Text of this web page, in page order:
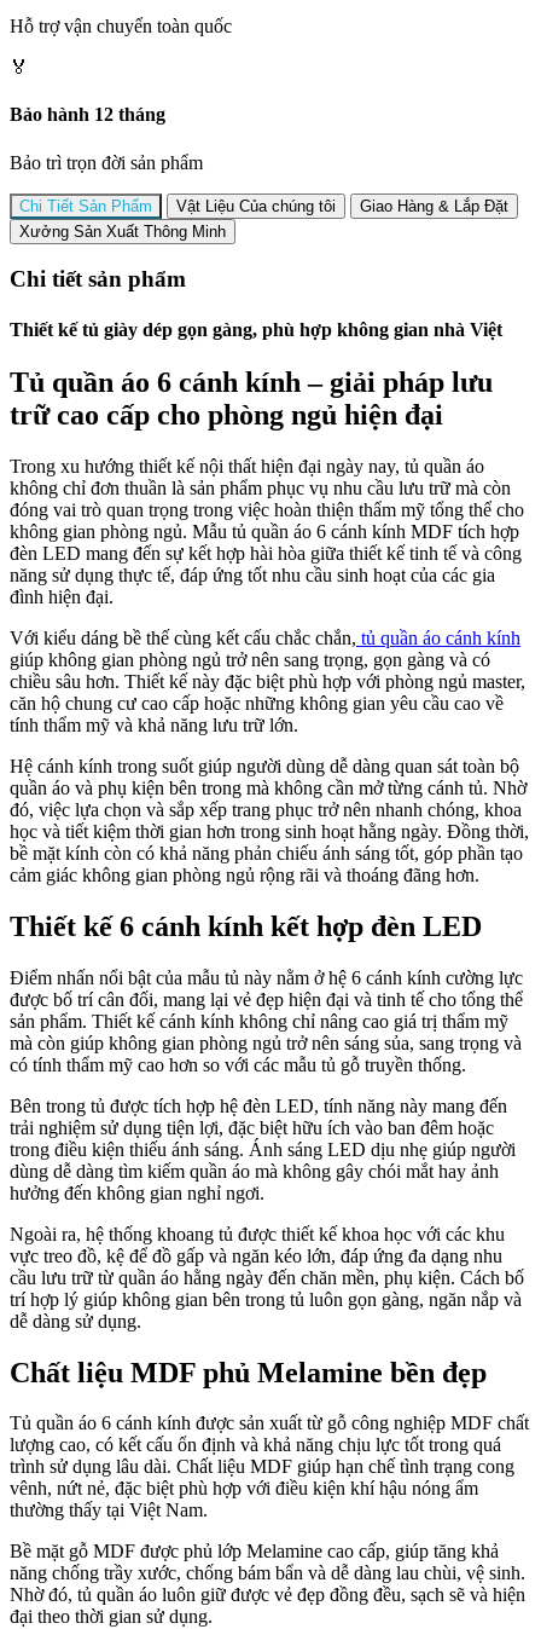
Hỗ trợ vận chuyển toàn quốc
🏅
Bảo hành 12 tháng
Bảo trì trọn đời sản phẩm
Chi Tiết Sản Phẩm Vật Liệu Của chúng tôi
Giao Hàng & Lắp Đặt
Xưởng Sản Xuất Thông Minh
Chi tiết sản phẩm
Thiết kế tủ giày dép gọn gàng, phù hợp không gian nhà Việt
Tủ quần áo 6 cánh kính – giải pháp lưu
trữ cao cấp cho phòng ngủ hiện đại
Trong xu hướng thiết kế nội thất hiện đại ngày nay, tủ quần áo
không chỉ đơn thuần là sản phẩm phục vụ nhu cầu lưu trữ mà còn
đóng vai trò quan trọng trong việc hoàn thiện thẩm mỹ tổng thể cho
không gian phòng ngủ. Mẫu tủ quần áo 6 cánh kính MDF tích hợp
đèn LED mang đến sự kết hợp hài hòa giữa thiết kế tinh tế và công
năng sử dụng thực tế, đáp ứng tốt nhu cầu sinh hoạt của các gia
đình hiện đại.
Với kiểu dáng bề thế cùng kết cấu chắc chắn, tủ quần áo cánh kính
giúp không gian phòng ngủ trở nên sang trọng, gọn gàng và có
chiều sâu hơn. Thiết kế này đặc biệt phù hợp với phòng ngủ master,
căn hộ chung cư cao cấp hoặc những không gian yêu cầu cao về
tính thẩm mỹ và khả năng lưu trữ lớn.
Hệ cánh kính trong suốt giúp người dùng dễ dàng quan sát toàn bộ
quần áo và phụ kiện bên trong mà không cần mở từng cánh tủ. Nhờ
đó, việc lựa chọn và sắp xếp trang phục trở nên nhanh chóng, khoa
học và tiết kiệm thời gian hơn trong sinh hoạt hằng ngày. Đồng thời,
bề mặt kính còn có khả năng phản chiếu ánh sáng tốt, góp phần tạo
cảm giác không gian phòng ngủ rộng rãi và thoáng đãng hơn.
Thiết kế 6 cánh kính kết hợp đèn LED
Điểm nhấn nổi bật của mẫu tủ này nằm ở hệ 6 cánh kính cường lực
được bố trí cân đối, mang lại vẻ đẹp hiện đại và tinh tế cho tổng thể
sản phẩm. Thiết kế cánh kính không chỉ nâng cao giá trị thẩm mỹ
mà còn giúp không gian phòng ngủ trở nên sáng sủa, sang trọng và
có tính thẩm mỹ cao hơn so với các mẫu tủ gỗ truyền thống.
Bên trong tủ được tích hợp hệ đèn LED, tính năng này mang đến
trải nghiệm sử dụng tiện lợi, đặc biệt hữu ích vào ban đêm hoặc
trong điều kiện thiếu ánh sáng. Ánh sáng LED dịu nhẹ giúp người
dùng dễ dàng tìm kiếm quần áo mà không gây chói mắt hay ảnh
hưởng đến không gian nghỉ ngơi.
Ngoài ra, hệ thống khoang tủ được thiết kế khoa học với các khu
vực treo đồ, kệ để đồ gấp và ngăn kéo lớn, đáp ứng đa dạng nhu
cầu lưu trữ từ quần áo hằng ngày đến chăn mền, phụ kiện. Cách bố
trí hợp lý giúp không gian bên trong tủ luôn gọn gàng, ngăn nắp và
dễ dàng sử dụng.
Chất liệu MDF phủ Melamine bền đẹp
Tủ quần áo 6 cánh kính được sản xuất từ gỗ công nghiệp MDF chất
lượng cao, có kết cấu ổn định và khả năng chịu lực tốt trong quá
trình sử dụng lâu dài. Chất liệu MDF giúp hạn chế tình trạng cong
vênh, nứt nẻ, đặc biệt phù hợp với điều kiện khí hậu nóng ẩm
thường thấy tại Việt Nam.
Bề mặt gỗ MDF được phủ lớp Melamine cao cấp, giúp tăng khả
năng chống trầy xước, chống bám bẩn và dễ dàng lau chùi, vệ sinh.
Nhờ đó, tủ quần áo luôn giữ được vẻ đẹp đồng đều, sạch sẽ và hiện
đại theo thời gian sử dụng.